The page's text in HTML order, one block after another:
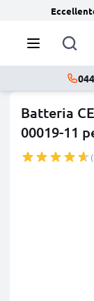
Batteria
00019-11